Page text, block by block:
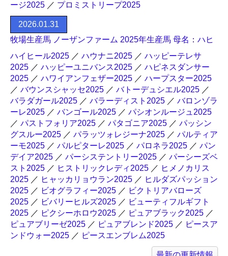
ージ2025 ／ プロミストリープ2025
2026.01.31
牧場生産馬 ノーザンファーム 2025年生産馬 母名：ハヒ
ハイヒール2025 ／ ハウナニ2025 ／ ハッピーテレサ
2025 ／ ハッピーユニバンス2025 ／ ハピネスダンサー
2025 ／ ハワイアンフェザー2025 ／ ハープスター2025
／ バウンスシャッセ2025 ／ バトーデュシエル2025 ／
バラダガール2025 ／ バラーディスト2025 ／ バロンゾラ
ーレ2025 ／ バンゴール2025 ／ パシオンルージュ2025
／ パストフォリア2025 ／ パタゴニア2025 ／ パッシン
グスルー2025 ／ パラッツォレジーナ2025 ／ パルティア
ーモ2025 ／ パルピターレ2025 ／ パロネラ2025 ／ パン
デイア2025 ／ パーシステントリー2025 ／ パーシーズベ
スト2025 ／ ヒストリックレディ2025 ／ ヒメノカリス
2025 ／ ヒャッカリョウラン2025 ／ ヒルダズパッション
2025 ／ ビオグラフィー2025 ／ ビクトリアバローズ
2025 ／ ビバリーヒルズ2025 ／ ビューティフルギフト
2025 ／ ピクシーホロウ2025 ／ ピュアブラック2025 ／
ピュアブリーゼ2025 ／ ピュアブレンド2025 ／ ピースア
ンドウォー2025 ／ ピースエンブレム2025